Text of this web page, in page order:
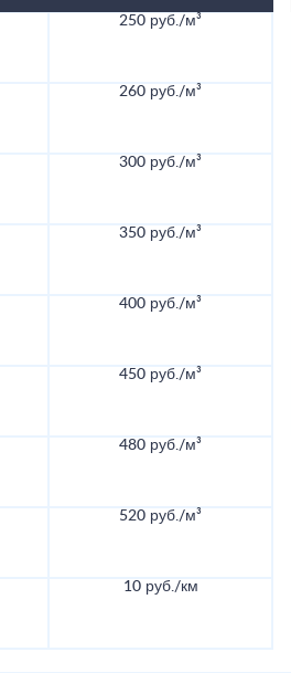
250 руб./м³
260 руб./м³
300 руб./м³
350 руб./м³
400 руб./м³
450 руб./м³
480 руб./м³
520 руб./м³
10 руб./км